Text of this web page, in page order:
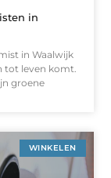
in
in Waalwijk
tot leven komt.
groene
WINKELEN